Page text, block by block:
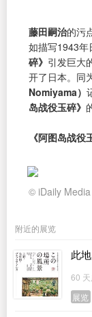
藤田嗣治的污
如描写1943年
碎》 引发巨大
开了日本。同
Nomiyama）
岛战役玉碎》
《阿图岛战
© iDaily Media
附近的展览
此
60
展览